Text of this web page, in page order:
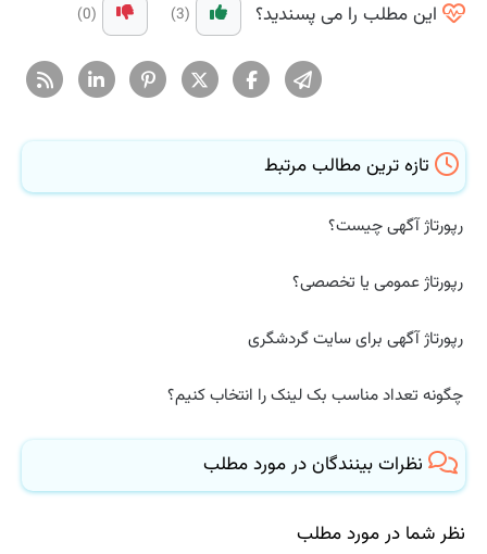
این مطلب را می پسندید؟ (3)
(0)
تازه ترین مطالب مرتبط
رپورتاژ آگهی چیست؟
رپورتاژ عمومی یا تخصصی؟
رپورتاژ آگهی برای سایت گردشگری
چگونه تعداد مناسب بک لینک را انتخاب کنیم؟
نظرات بینندگان در مورد مطلب
نظر شما در مورد مطلب